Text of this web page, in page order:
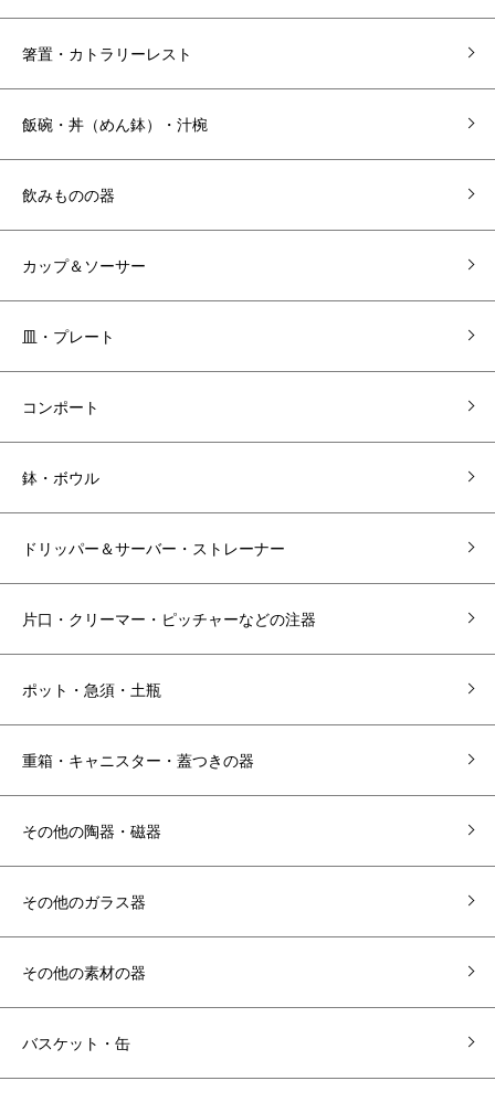
箸置・カトラリーレスト
飯碗・丼（めん鉢）・汁椀
飲みものの器
カップ＆ソーサー
皿・プレート
コンポート
鉢・ボウル
ドリッパー＆サーバー・ストレーナー
片口・クリーマー・ピッチャーなどの注器
ポット・急須・土瓶
重箱・キャニスター・蓋つきの器
その他の陶器・磁器
その他のガラス器
その他の素材の器
バスケット・缶